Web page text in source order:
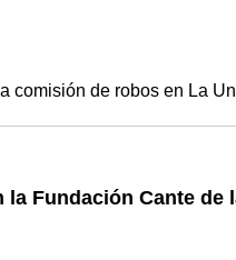
comisión de robos en La
la Fundación Cante de